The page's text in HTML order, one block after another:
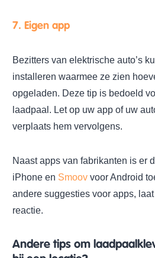
7. Eigen app
Bezitters van elektrische auto’s
installeren waarmee ze zien
opgeladen. Deze tip is bedoeld
laadpaal. Let op uw app of uw
verplaats hem vervolgens.
Naast apps van fabrikanten is er
iPhone en Smoov voor Android
andere suggesties voor apps,
reactie.
Andere tips om